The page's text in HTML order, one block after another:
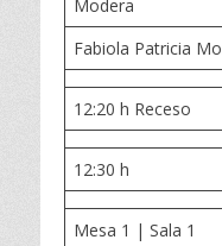
Modera
Fabiola Patricia
12:20 h Receso
12:30 h
Mesa 1 | Sala 1